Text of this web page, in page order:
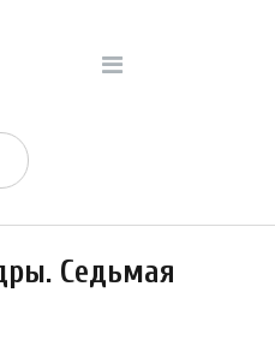
Седьмая